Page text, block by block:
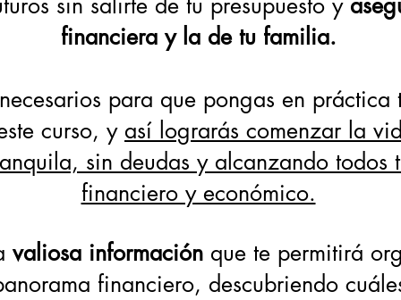
financiera y la de tu familia.
para que pongas en
curso, y así lograrás comenzar la
sin deudas y alcanzando todos
financiero y económico.
valiosa informaciónque te permitirá
financiero, descubriendo